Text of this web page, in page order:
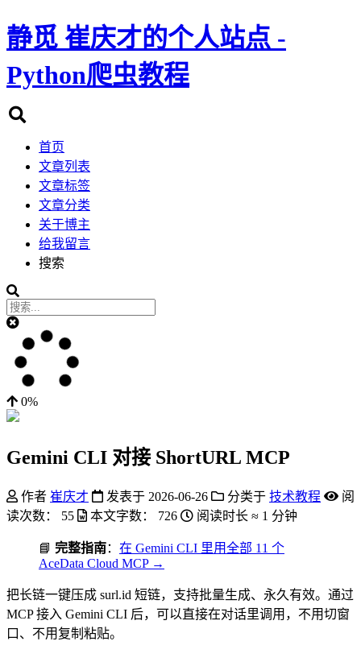
静觅 崔庆才的个人站点 -
Python爬虫教程
首页
文章列表
文章标签
文章分类
关于博主
给我留言
搜索
0%
Gemini CLI 对接 ShortURL MCP
作者 崔庆才 发表于 2026-06-26 分类于 技术教程
阅
读次数：
55 本文字数： 726 阅读时长 ≈ 1 分钟
📘 完整指南： 在 Gemini CLI 里用全部 11 个
AceData Cloud MCP →
把长链一键压成 surl.id 短链，支持批量生成、永久有效。通过
MCP 接入 Gemini CLI 后，可以直接在对话里调用，不用切窗
口、不用复制粘贴。